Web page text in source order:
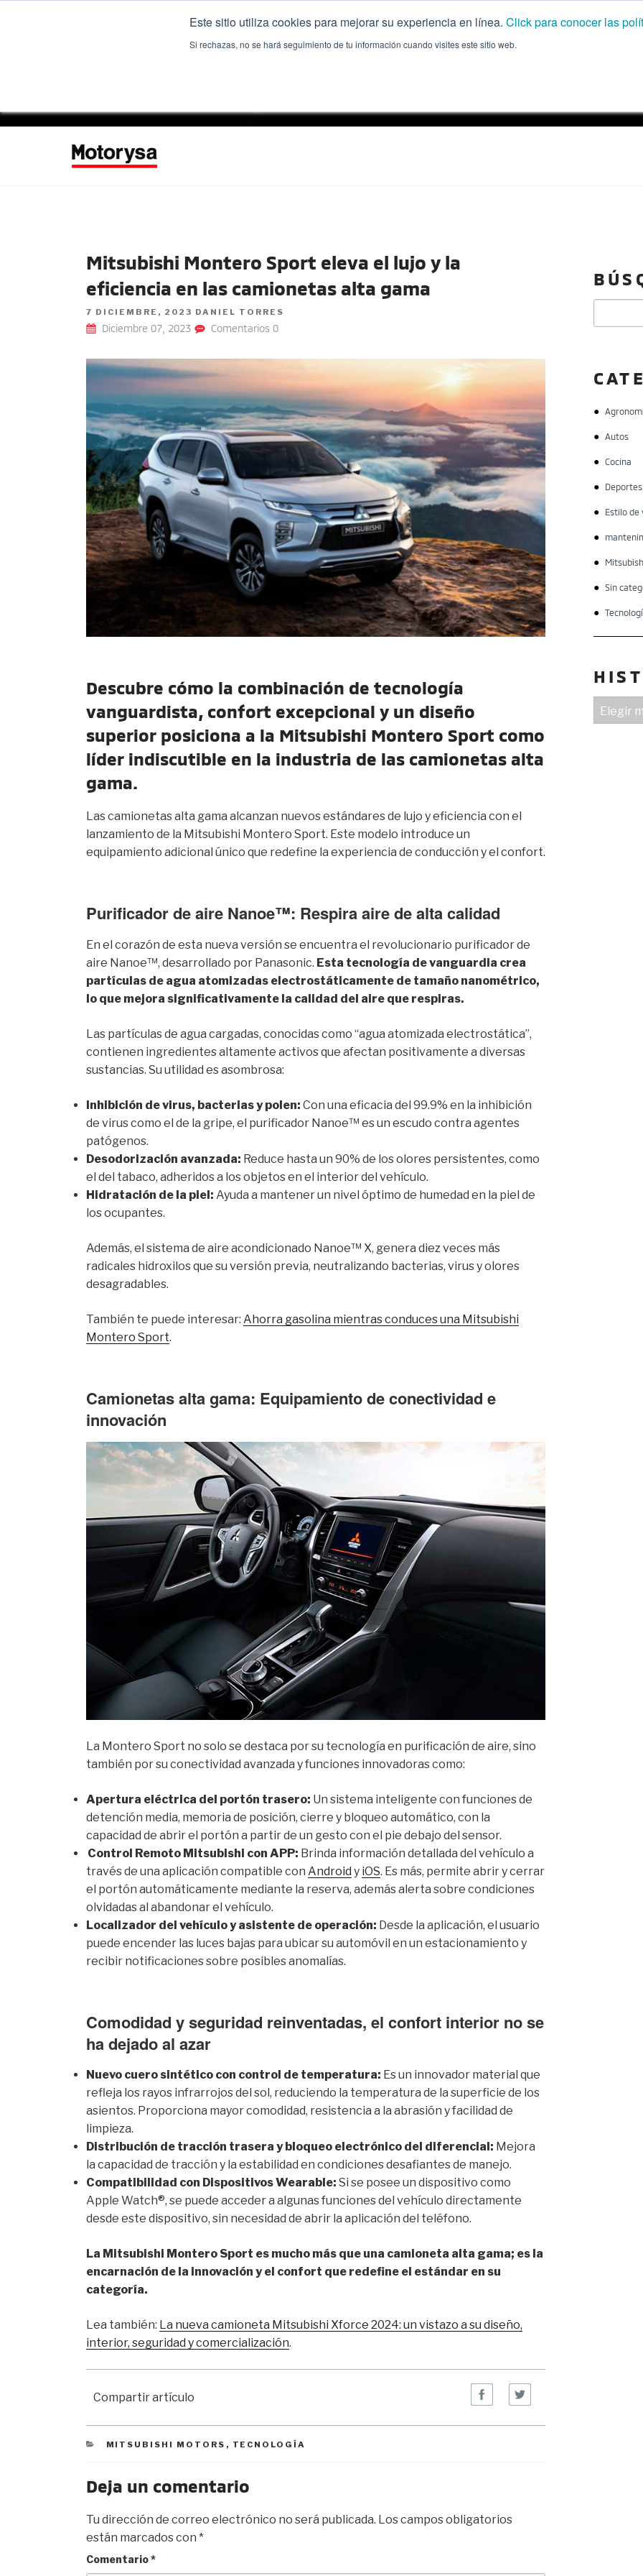
Este sitio utiliza cookies para mejorar su experiencia en línea. Click para conocer las
Si rechazas, no se hará seguimiento de tu información cuando visites este sitio web.
MITSUBISHI MOTORS | BLOG
Mitsubishi Montero Sport eleva el lujo y la
eficiencia en las camionetas alta gama
POSTED
ON
7 DICIEMBRE, 2023 DANIEL TORRES
Diciembre 07, 2023 Comentarios 0
Descubre cómo la combinación de tecnología
vanguardista, confort excepcional y un diseño
superior posiciona a la Mitsubishi Montero Sport como
líder indiscutible en la industria de las camionetas alta
gama.
Las camionetas alta gama alcanzan nuevos estándares de lujo y eficiencia con el
lanzamiento de la Mitsubishi Montero Sport. Este modelo introduce un
equipamiento adicional único que redefine la experiencia de conducción y el confort.
Purificador de aire Nanoe™: Respira aire de alta calidad
En el corazón de esta nueva versión se encuentra el revolucionario purificador de
aire Nanoe™, desarrollado por Panasonic. Esta tecnología de vanguardia crea
partículas de agua atomizadas electrostáticamente de tamaño nanométrico,
lo que mejora significativamente la calidad del aire que respiras.
Las partículas de agua cargadas, conocidas como “agua atomizada electrostática”,
contienen ingredientes altamente activos que afectan positivamente a diversas
sustancias. Su utilidad es asombrosa:
Inhibición de virus, bacterias y polen: Con una eficacia del 99.9% en la inhibición
de virus como el de la gripe, el purificador Nanoe™ es un escudo contra agentes
patógenos.
Desodorización avanzada: Reduce hasta un 90% de los olores persistentes, como
el del tabaco, adheridos a los objetos en el interior del vehículo.
Hidratación de la piel: Ayuda a mantener un nivel óptimo de humedad en la piel de
los ocupantes.
Además, el sistema de aire acondicionado Nanoe™ X, genera diez veces más
radicales hidroxilos que su versión previa, neutralizando bacterias, virus y olores
desagradables.
También te puede interesar: Ahorra gasolina mientras conduces una Mitsubishi
Montero Sport.
Camionetas alta gama: Equipamiento de conectividad e
innovación
La Montero Sport no solo se destaca por su tecnología en purificación de aire, sino
también por su conectividad avanzada y funciones innovadoras como:
Apertura eléctrica del portón trasero: Un sistema inteligente con funciones de
detención media, memoria de posición, cierre y bloqueo automático, con la
capacidad de abrir el portón a partir de un gesto con el pie debajo del sensor.
Control Remoto Mitsubishi con APP: Brinda información detallada del vehículo a
través de una aplicación compatible con Android y iOS. Es más, permite abrir y cerrar
el portón automáticamente mediante la reserva, además alerta sobre condiciones
olvidadas al abandonar el vehículo.
Localizador del vehículo y asistente de operación: Desde la aplicación, el usuario
puede encender las luces bajas para ubicar su automóvil en un estacionamiento y
recibir notificaciones sobre posibles anomalías.
Comodidad y seguridad reinventadas, el confort interior no se
ha dejado al azar
Nuevo cuero sintético con control de temperatura: Es un innovador material que
refleja los rayos infrarrojos del sol, reduciendo la temperatura de la superficie de los
asientos. Proporciona mayor comodidad, resistencia a la abrasión y facilidad de
limpieza.
Distribución de tracción trasera y bloqueo electrónico del diferencial: Mejora
la capacidad de tracción y la estabilidad en condiciones desafiantes de manejo.
Compatibilidad con Dispositivos Wearable: Si se posee un dispositivo como
Apple Watch®, se puede acceder a algunas funciones del vehículo directamente
desde este dispositivo, sin necesidad de abrir la aplicación del teléfono.
La Mitsubishi Montero Sport es mucho más que una camioneta alta gama; es la
encarnación de la innovación y el confort que redefine el estándar en su
categoría.
Lea también: La nueva camioneta Mitsubishi Xforce 2024: un vistazo a su diseño,
interior, seguridad y comercialización.
Compartir artículo
CATEGORIES
MITSUBISHI MOTORS , TECNOLOGÍA
Deja un comentario
Tu dirección de correo electrónico no será publicada. Los campos obligatorios
están marcados con *
Comentario*
por:
Autos
Cocina
Deportes
Estilo de
Sin
HISTORIAL